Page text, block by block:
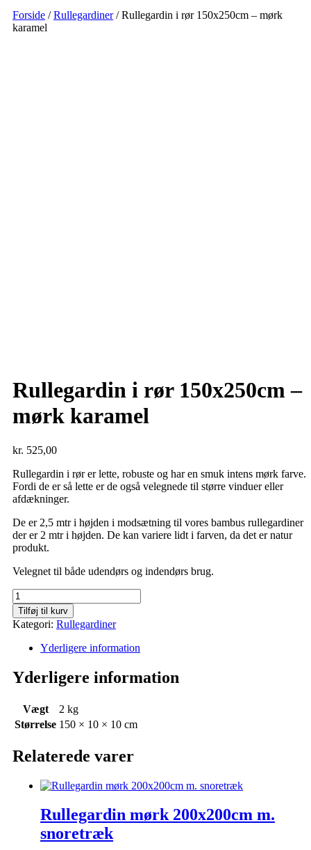
Forside /Rullegardiner/ Rullegardin i rør 150x250cm – mørk
karamel
Rullegardin i rør 150x250cm –
mørk karamel
kr. 525,00
Rullegardin i rør er lette, robuste og har en smuk intens mørk farve.
Fordi de er så lette er de også velegnede til større vinduer eller
afdækninger.
De er 2,5 mtr i højden i modsætning til vores bambus rullegardiner
der er 2 mtr i højden. De kan variere lidt i farven, da det er natur
produkt.
Velegnet til både udendørs og indendørs brug.
Tilføj til kurv
Kategori: Rullegardiner
Yderligere information
Yderligere information
Vægt
2 kg
Størrelse 150 × 10 × 10 cm
Relaterede varer
Rullegardin mørk 200x200cm m.
snoretræk